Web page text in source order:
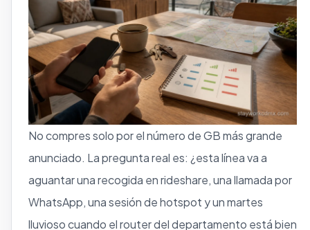
No compres solo por el número de GB más grande
anunciado. La pregunta real es: ¿esta línea va a
aguantar una recogida en rideshare, una llamada por
WhatsApp, una sesión de hotspot y un martes
lluvioso cuando el router del departamento está bien